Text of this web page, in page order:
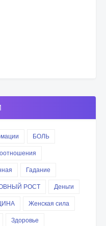
БОЛЬ
Гадание
РОСТ
Деньги
Женская сила
Здоровье